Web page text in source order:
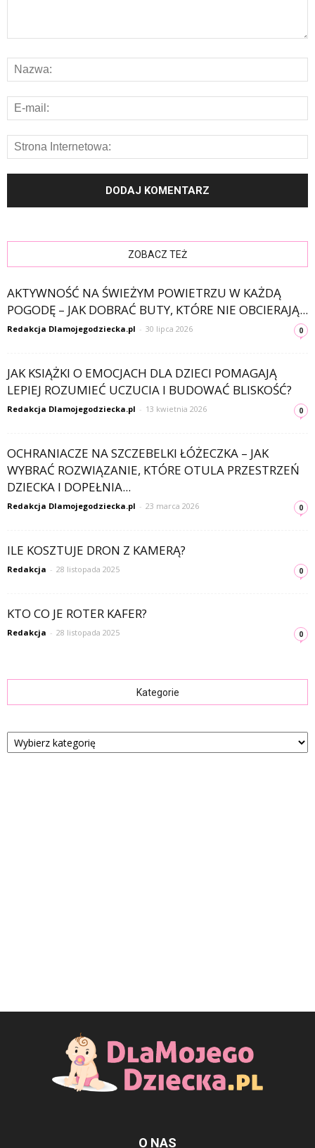
ZOBACZ TEŻ
AKTYWNOŚĆ NA ŚWIEŻYM POWIETRZU W KAŻDĄ
POGODĘ – JAK DOBRAĆ BUTY, KTÓRE NIE OBCIERAJĄ...
Redakcja Dlamojegodziecka.pl - 30 lipca 2026 0
JAK KSIĄŻKI O EMOCJACH DLA DZIECI POMAGAJĄ
LEPIEJ ROZUMIEĆ UCZUCIA I BUDOWAĆ BLISKOŚĆ?
Redakcja Dlamojegodziecka.pl - 13 kwietnia 2026 0
OCHRANIACZE NA SZCZEBELKI ŁÓŻECZKA – JAK
WYBRAĆ ROZWIĄZANIE, KTÓRE OTULA PRZESTRZEŃ
DZIECKA I DOPEŁNIA...
Redakcja Dlamojegodziecka.pl - 23 marca 2026 0
ILE KOSZTUJE DRON Z KAMERĄ?
Redakcja - 28 listopada 2025 0
KTO CO JE ROTER KAFER?
Redakcja - 28 listopada 2025 0
Kategorie
Kategorie
O NAS